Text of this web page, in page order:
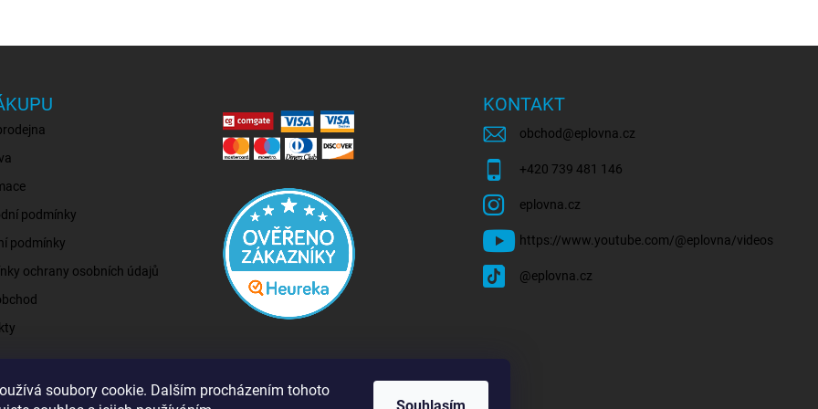
soubory cookie. Dalším procházením tohoto
podmínky
podmínky
ochrany osobních údajů
KONTAKT
obchod @eplovna.cz
+420 739 481 146
eplovna.cz
https://www.youtube.com/@eplovna/videos
@eplovna.cz